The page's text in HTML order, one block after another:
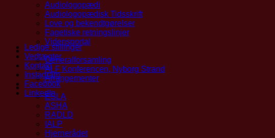
Audiologopædi
Audiologopædisk Tidsskrift
Love og bekendtgørelser
Fagetiske retningslinjer
Vidensportal
Arrangementer
Generalforsamling
ALF Konferencen, Nyborg Strand
Arrangementer
Partnerskaber
ESLA
ASHA
RADLD
IALP
Hjernerådet
Ledige stillinger
Vedtægter
Kontakt
Instagram
Facebook
LinkedIn